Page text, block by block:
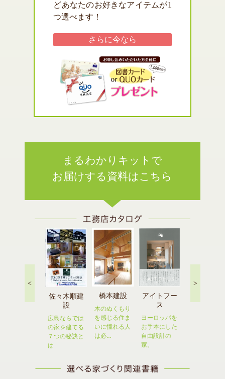
どあなたのお好きなアイテムが1
つ選べます！
さらに今なら
まるわかりキットで
お届けする資料はこちら
<
佐々木順建
設
広島ならでは
の家を建てる
７つの秘訣と
は
橋本建設
木のぬくもり
を感じる住ま
いに憧れる人
は必…
アイトフー
ス
ヨーロッパを
お手本にした
自由設計の
家。
>